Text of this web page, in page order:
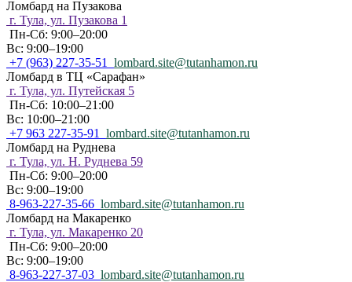
Ломбард на Пузакова
г. Тула, ул. Пузакова 1
Пн-Сб: 9:00–20:00
Вс: 9:00–19:00
+7 (963) 227-35-51
lombard.site@tutanhamon.ru
Ломбард в ТЦ «Сарафан»
г. Тула, ул. Путейская 5
Пн-Сб: 10:00–21:00
Вс: 10:00–21:00
+7 963 227-35-91
lombard.site@tutanhamon.ru
Ломбард на Руднева
г. Тула, ул. Н. Руднева 59
Пн-Сб: 9:00–20:00
Вс: 9:00–19:00
8-963-227-35-66 lombard.site@tutanhamon.ru
Ломбард на Макаренко
г. Тула, ул. Макаренко 20
Пн-Сб: 9:00–20:00
Вс: 9:00–19:00
8-963-227-37-03 lombard.site@tutanhamon.ru